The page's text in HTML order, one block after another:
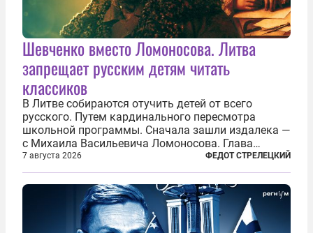
Шевченко вместо Ломоносова. Литва
запрещает русским детям читать
классиков
В Литве собираются отучить детей от всего
русского. Путем кардинального пересмотра
школьной программы. Сначала зашли издалека —
с Михаила Васильевича Ломоносова. Глава
правительства Литвы Миндаугас Синкявичюс
предложил исключить его тексты из программ
общего образования. Мотивировал он это тем,
7 августа 2026 ФЕДОТ СТРЕЛЕЦКИЙ